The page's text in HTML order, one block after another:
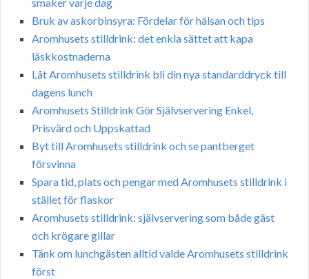
Bruk av askorbinsyra: Fördelar för hälsan och tips
Aromhusets stilldrink: det enkla sättet att kapa
läskkostnaderna
Låt Aromhusets stilldrink bli din nya standarddryck till
dagens lunch
Aromhusets Stilldrink Gör Självservering Enkel,
Prisvärd och Uppskattad
Byt till Aromhusets stilldrink och se pantberget
försvinna
Spara tid, plats och pengar med Aromhusets stilldrink i
stället för flaskor
Aromhusets stilldrink: självservering som både gäst
och krögare gillar
Tänk om lunchgästen alltid valde Aromhusets stilldrink
först